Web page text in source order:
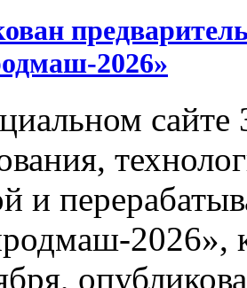
2026»
сайте
и
2026»,